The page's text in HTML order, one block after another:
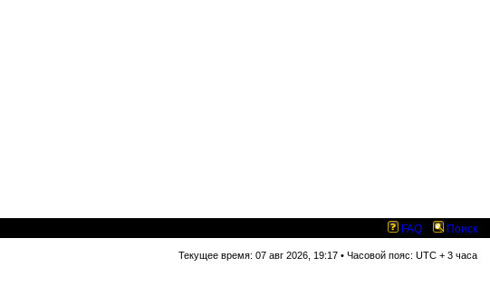
FAQ Поиск
Текущее время: 07 авг 2026, 19:17 • Часовой пояс: UTC + 3 часа